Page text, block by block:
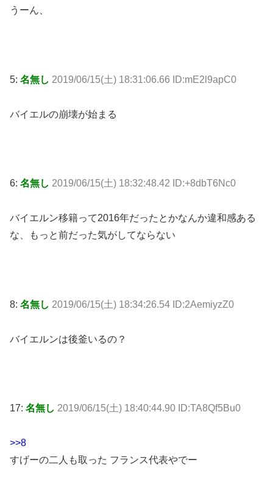
うーん、
5: 名無し 2019/06/15(土) 18:31:06.66 ID:mE2l9apC0
バイエルの崩壊が始まる
6: 名無し 2019/06/15(土) 18:32:48.42 ID:+8dbT6Nc0
バイエルン移籍って2016年だったとかなんか違和感ある
な、もっと前だった気がしてならない
8: 名無し 2019/06/15(土) 18:34:26.54 ID:2AemiyzZ0
バイエルンは後釜いるの？
17: 名無し 2019/06/15(土) 18:40:44.90 ID:TA8Qf5Bu0
>>8
すげーの二人も取った フランス代表やでー